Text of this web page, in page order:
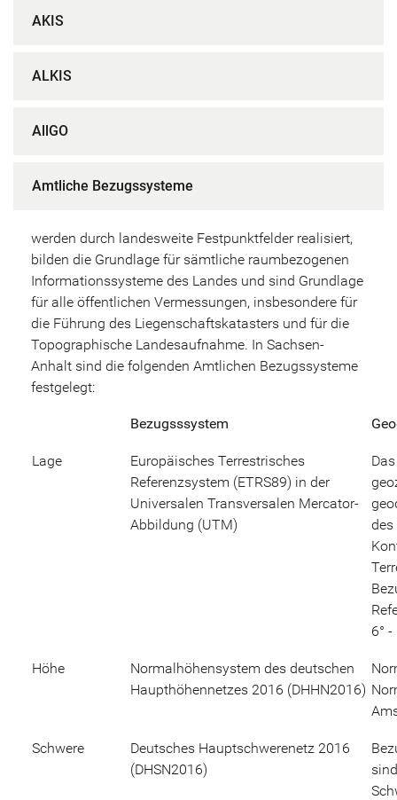
AKIS
ALKIS
AllGO
Amtliche Bezugssysteme
werden durch landesweite Festpunktfelder realisiert,
bilden die Grundlage für sämtliche raumbezogenen
Informationssysteme des Landes und sind Grundlage
für alle öffentlichen Vermessungen, insbesondere für
die Führung des Liegenschaftskatasters und für die
Topographische Landesaufnahme. In Sachsen-
Anhalt sind die folgenden Amtlichen Bezugssysteme
festgelegt:
Bezugsssystem
Lage
Europäisches Terrestrisches
Referenzsystem (ETRS89) in der
Universalen Transversalen Mercator-
Abbildung (UTM)
6°
Höhe
Normalhöhensystem des deutschen
Haupthöhennetzes 2016 (DHHN2016)
Schwere
Deutsches Hauptschwerenetz 2016
(DHSN2016)